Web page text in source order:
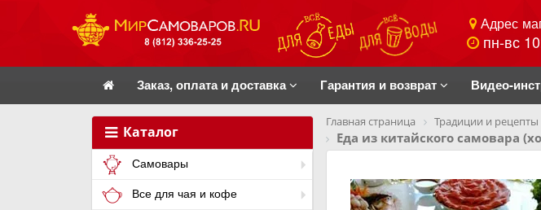
Адрес
пн-вс
Заказ, оплата и доставка Гарантия и возврат Видео-
Каталог
Самовары
Все для чая и кофе
Главная страница Традиции и рецепты
Еда из китайского самовара